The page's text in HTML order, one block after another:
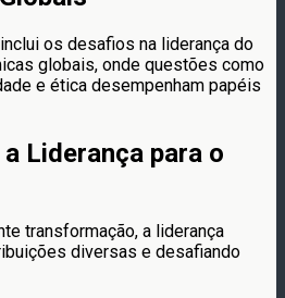
os desafios na liderança do
globais, onde questões como
e ética desempenham papéis
Liderança para o
transformação, a liderança
diversas e desafiando